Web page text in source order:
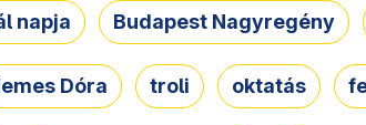
napja Budapest Nagyregény
Dóra troli oktatás